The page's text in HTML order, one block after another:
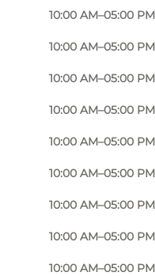
10:00 AM–05:00 PM
10:00 AM–05:00 PM
10:00 AM–05:00 PM
10:00 AM–05:00 PM
10:00 AM–05:00 PM
10:00 AM–05:00 PM
10:00 AM–05:00 PM
10:00 AM–05:00 PM
10:00 AM–05:00 PM
hullerne i
med skralden